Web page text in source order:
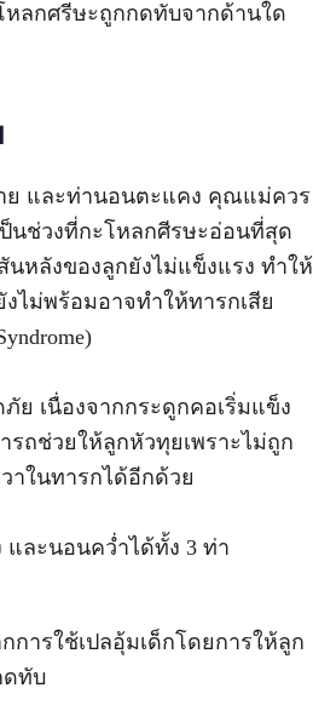
หลกศรีษะถูกกดทับจากด้านใด
ย และท่านอนตะแคง คุณแม่ควร
นช่วงที่กะโหลกศีรษะอ่อนที่สุด
หลังของลูกยังไม่แข็งแรง ทำให้
ไม่พร้อมอาจทำให้ทารกเสีย
ย เนื่องจากกระดูกคอเริ่มแข็ง
ถช่วยให้ลูกหัวทุยเพราะไม่ถูก
าในทารกได้อีกด้วย
และนอนคว่ำได้ทั้ง 3 ท่า
การใช้เปลอุ้มเด็กโดยการให้ลูก
ดทับ